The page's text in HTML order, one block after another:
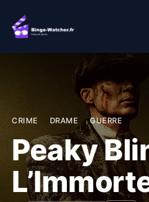
contenu
CRIME DRAME GUERRE
Peaky